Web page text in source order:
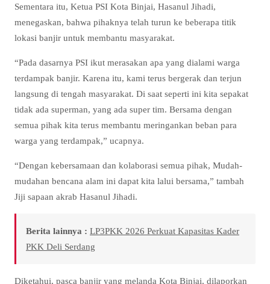
Sementara itu, Ketua PSI Kota Binjai, Hasanul Jihadi,
menegaskan, bahwa pihaknya telah turun ke beberapa titik
lokasi banjir untuk membantu masyarakat.
“Pada dasarnya PSI ikut merasakan apa yang dialami warga
terdampak banjir. Karena itu, kami terus bergerak dan terjun
langsung di tengah masyarakat. Di saat seperti ini kita sepakat
tidak ada superman, yang ada super tim. Bersama dengan
semua pihak kita terus membantu meringankan beban para
warga yang terdampak,” ucapnya.
“Dengan kebersamaan dan kolaborasi semua pihak, Mudah-
mudahan bencana alam ini dapat kita lalui bersama,” tambah
Jiji sapaan akrab Hasanul Jihadi.
Berita lainnya : LP3PKK 2026 Perkuat Kapasitas Kader
PKK Deli Serdang
Diketahui, pasca banjir yang melanda Kota Binjai, dilaporkan